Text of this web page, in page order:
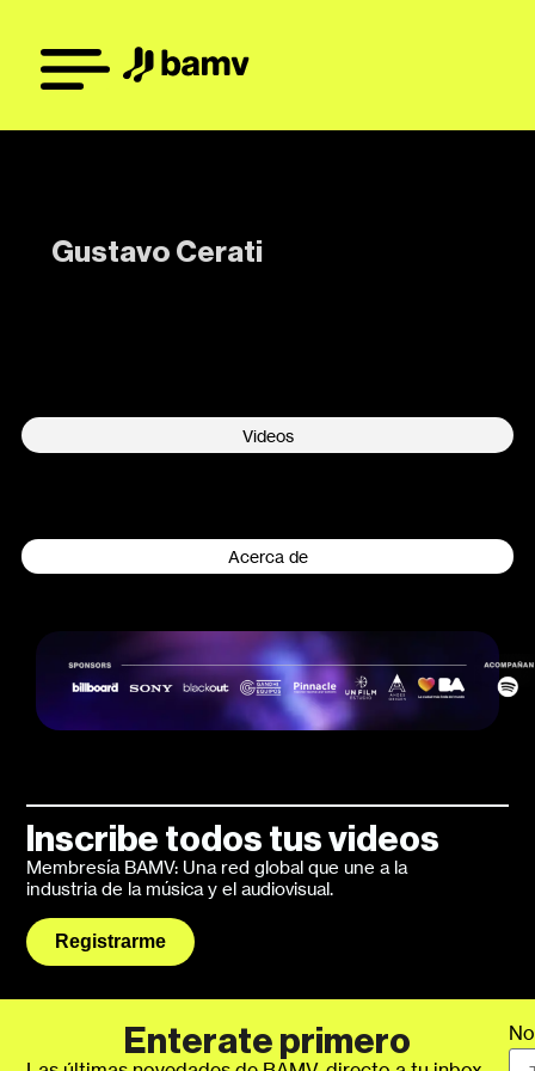
Gustavo Cerati
Videos
Acerca de
Inscribe todos tus videos
Membresía BAMV: Una red global que une a la
industria de la música y el audiovisual.
Registrarme
Enterate primero